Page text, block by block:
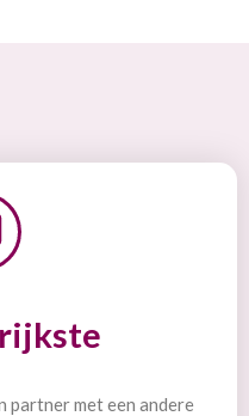
partner met een andere